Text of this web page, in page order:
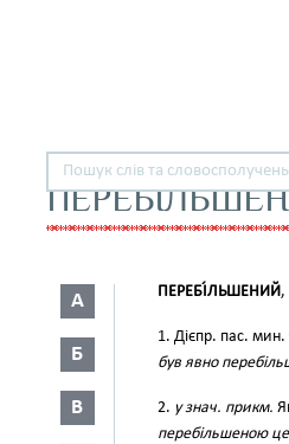
А
Б
В
ПЕРЕБІ́ЛЬШЕНИЙ,
1. Дієпр. пас.
був явно
2. у знач. прикм.
перебільшеною